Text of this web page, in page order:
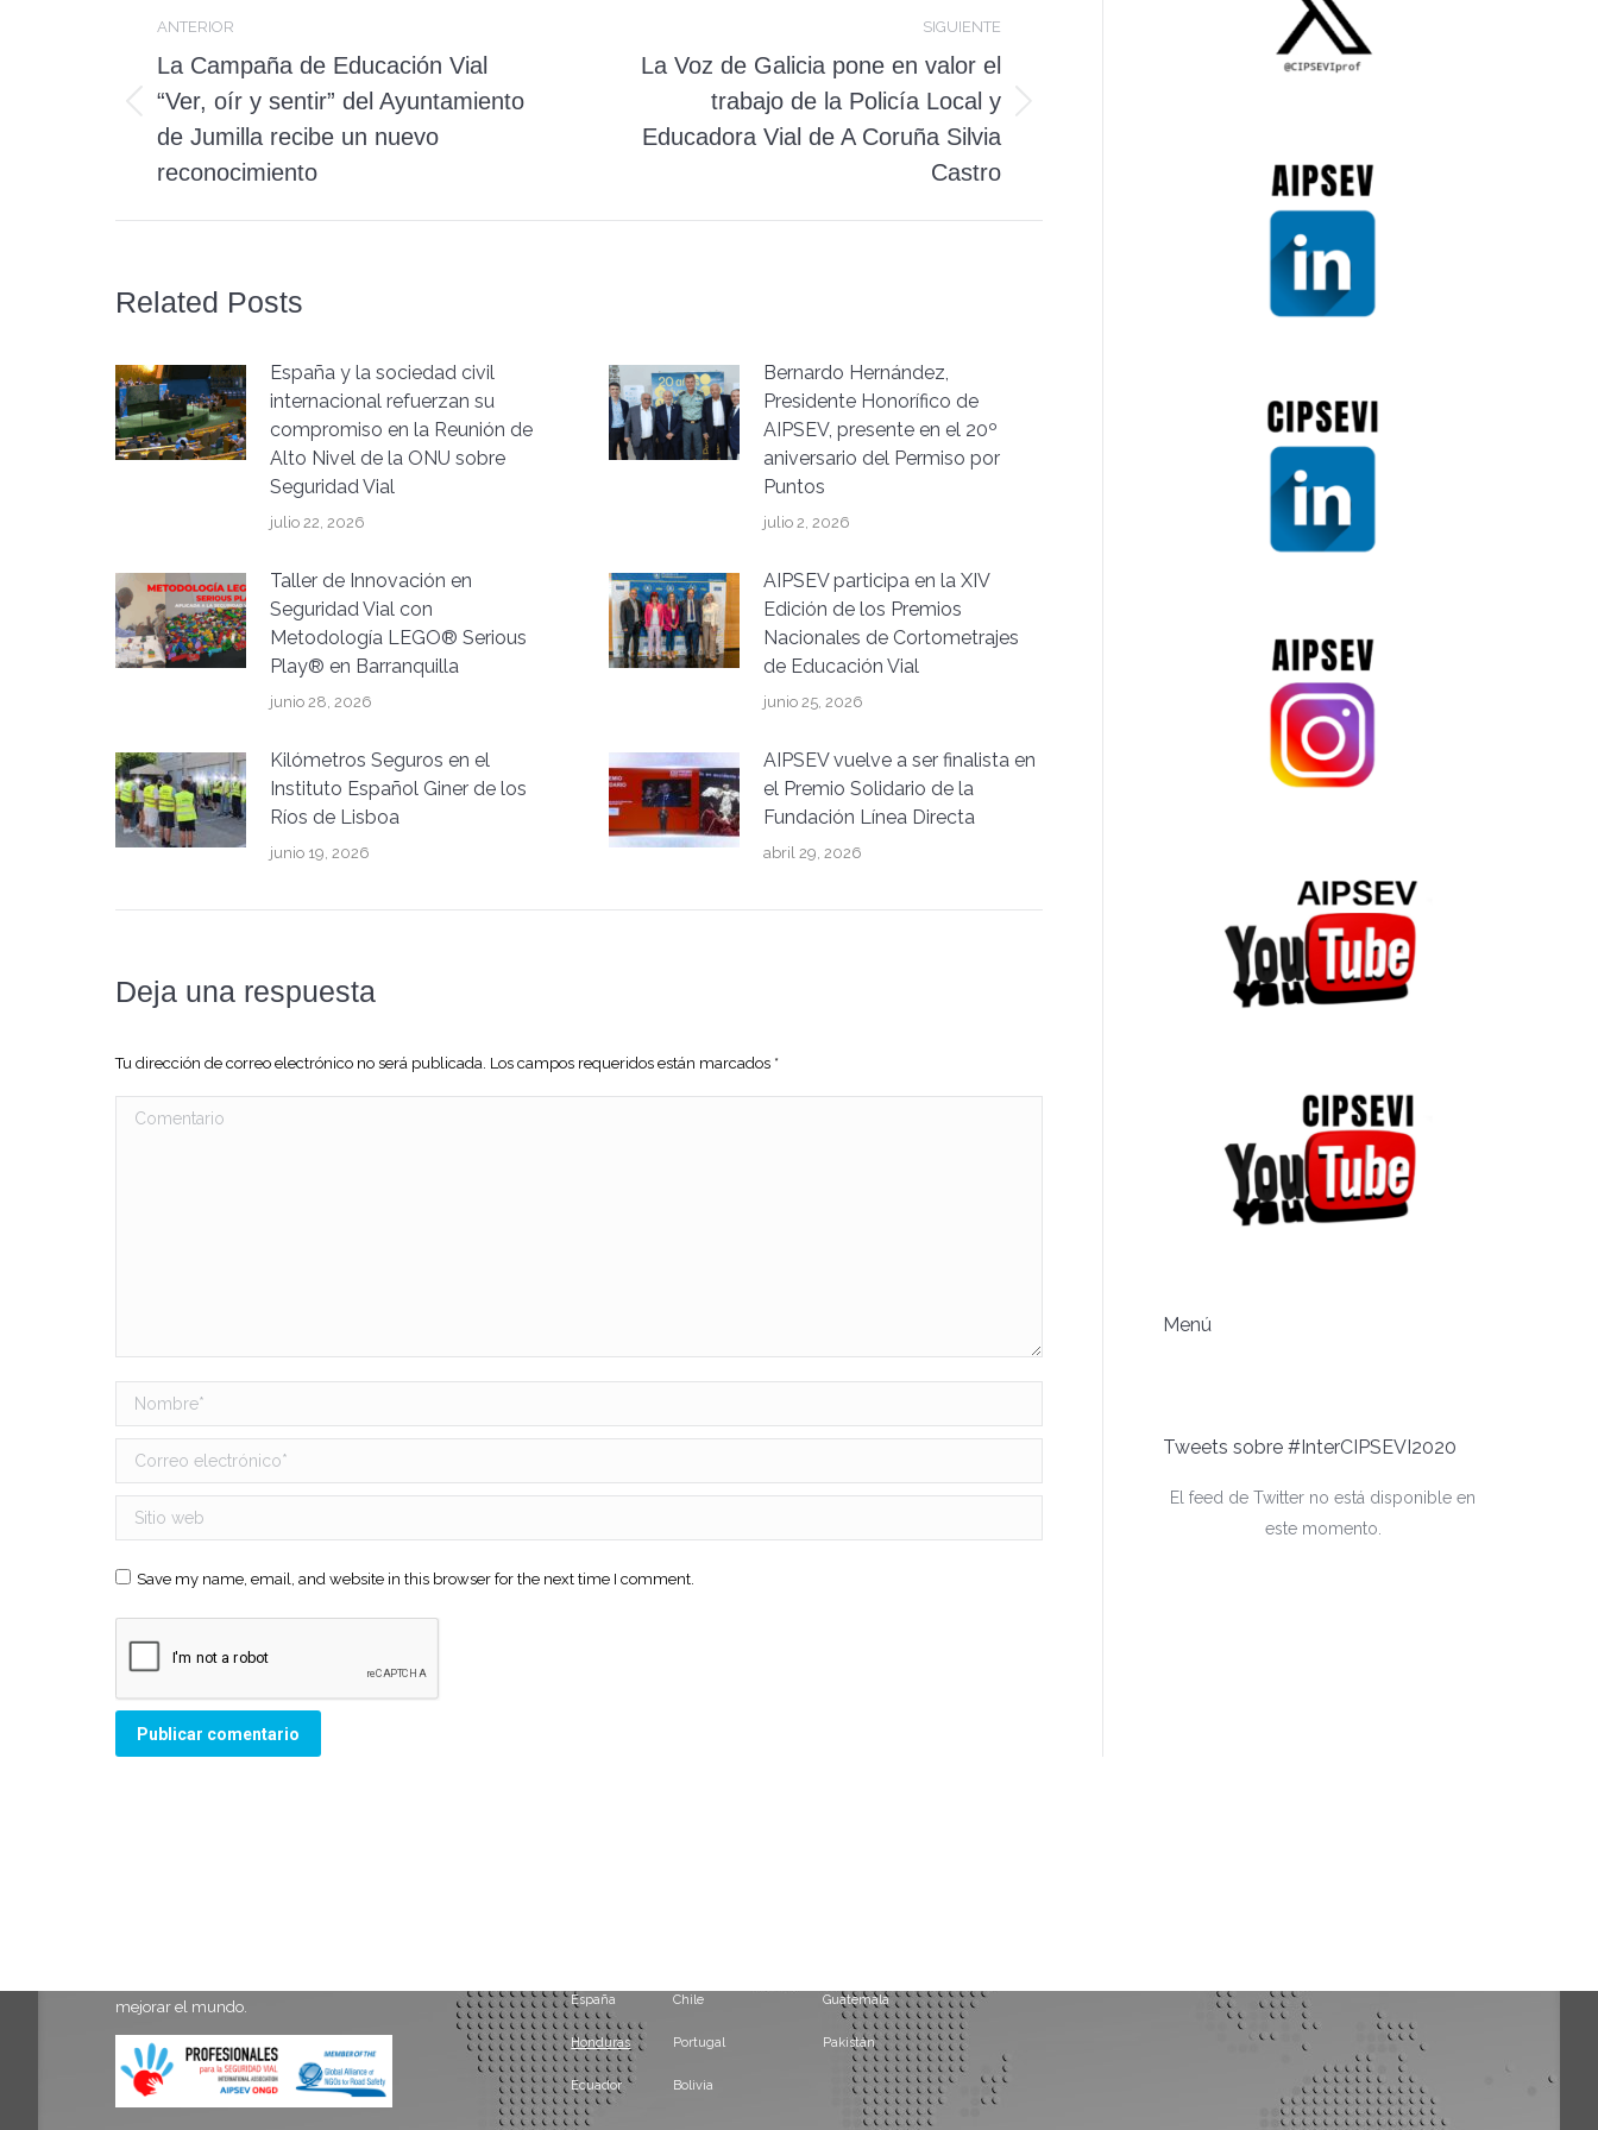
entre
publicaciones
ANTERIOR
Publicación
anterior:
La Campaña de Educación Vial
“Ver, oír y sentir” del Ayuntamiento
de Jumilla recibe un nuevo
reconocimiento
SIGUIENTE
Publicación
siguiente:
La Voz de Galicia pone en valor el
trabajo de la Policía Local y
Educadora Vial de A Coruña Silvia
Castro
Related Posts
España y la sociedad civil
internacional refuerzan su
compromiso en la Reunión de
Alto Nivel de la ONU sobre
Seguridad Vial
julio 22, 2026
Bernardo Hernández,
Presidente Honorífico de
AIPSEV, presente en el 20º
aniversario del Permiso por
Puntos
julio 2, 2026
Taller de Innovación en
Seguridad Vial con
Metodología LEGO® Serious
Play® en Barranquilla
junio 28, 2026
AIPSEV participa en la XIV
Edición de los Premios
Nacionales de Cortometrajes
de Educación Vial
junio 25, 2026
Kilómetros Seguros en el
Instituto Español Giner de los
Ríos de Lisboa
junio 19, 2026
AIPSEV vuelve a ser finalista en
el Premio Solidario de la
Fundación Línea Directa
abril 29, 2026
Deja una respuesta
Tu dirección de correo electrónico no será publicada. Los campos requeridos están marcados *
Comentario
Nombre *
Correo electrónico *
Sitio web
Save my name, email, and website in this browser for the next time I comment.
Publicar comentario
Menú
Tweets sobre #InterCIPSEVI2020
El feed de Twitter no está disponible en
este momento.
mejorar el mundo.
España
Honduras
Ecuador
Chile
Portugal
Bolivia
Guatemala
Pakistán